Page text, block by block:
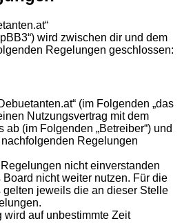
wird zwischen dir und dem
Regelungen geschlossen:
(im Folgenden „das
Nutzungsvertrag mit dem
ab (im Folgenden „Betreiber“) und
Regelungen
nicht einverstanden
Board nicht weiter nutzen. Für die
gelten jeweils die an dieser Stelle
wird auf unbestimmte Zeit